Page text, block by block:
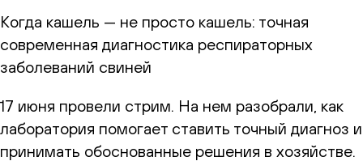
Когда кашель — не просто кашель: точная
современная диагностика респираторных
заболеваний свиней
17 июня провели стрим. На нем разобрали, как
лаборатория помогает ставить точный диагноз и
принимать обоснованные решения в хозяйстве.